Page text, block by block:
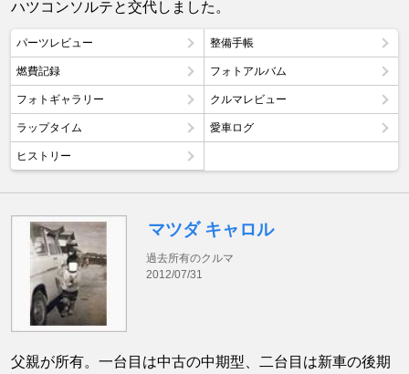
ハツコンソルテと交代しました。
パーツレビュー 整備手帳
燃費記録 フォトアルバム
フォトギャラリー クルマレビュー
ラップタイム 愛車ログ
ヒストリー
マツダ キャロル
過去所有のクルマ
2012/07/31
父親が所有。一台目は中古の中期型、二台目は新車の後期